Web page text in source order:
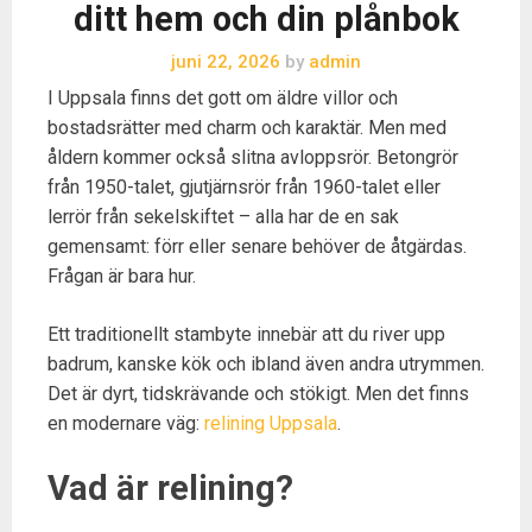
ditt hem och din plånbok
juni 22, 2026 by admin
I Uppsala finns det gott om äldre villor och
bostadsrätter med charm och karaktär. Men med
åldern kommer också slitna avloppsrör. Betongrör
från 1950-talet, gjutjärnsrör från 1960-talet eller
lerrör från sekelskiftet – alla har de en sak
gemensamt: förr eller senare behöver de åtgärdas.
Frågan är bara hur.
Ett traditionellt stambyte innebär att du river upp
badrum, kanske kök och ibland även andra utrymmen.
Det är dyrt, tidskrävande och stökigt. Men det finns
en modernare väg: relining Uppsala.
Vad är relining?